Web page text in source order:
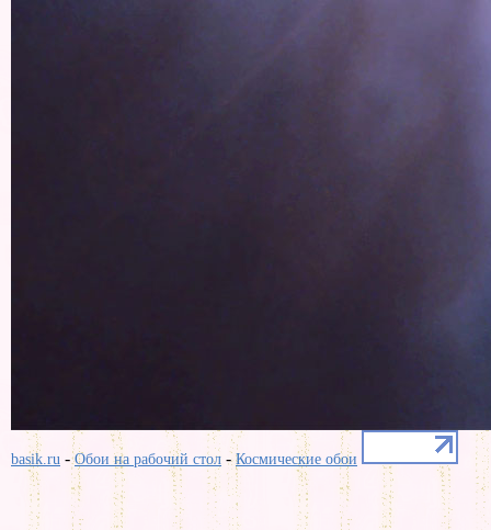
basik.ru -Обои на рабочий стол -Космические обои